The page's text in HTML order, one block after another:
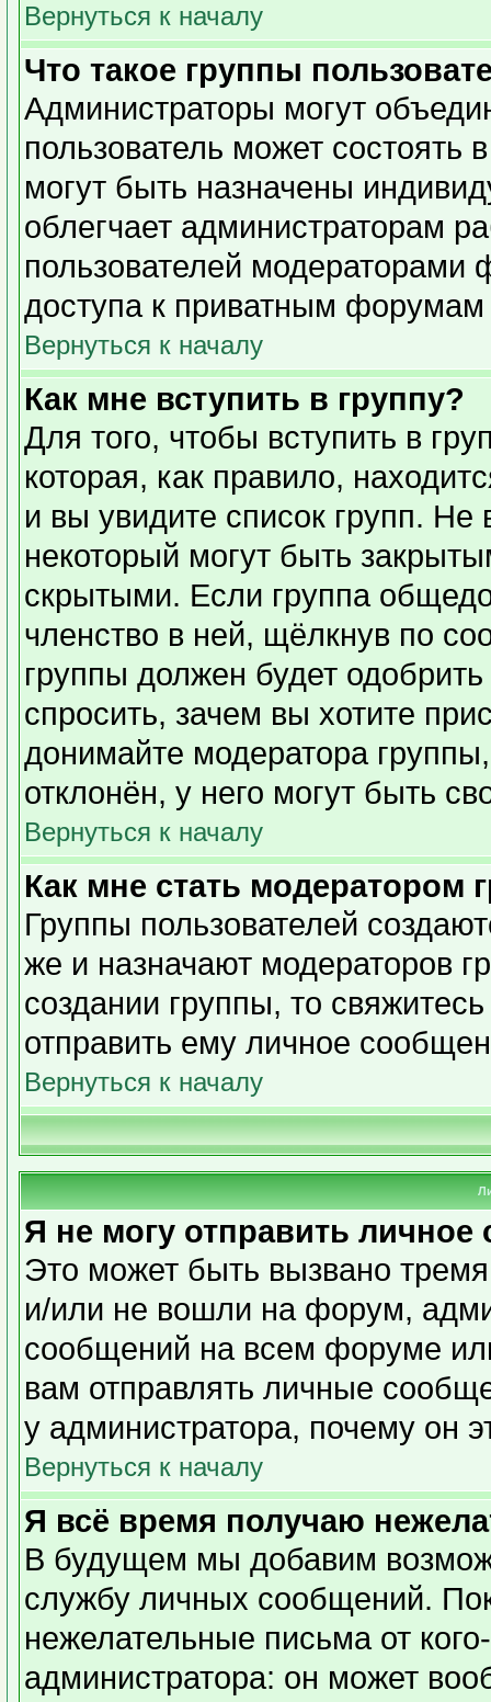
Вернуться к началу
Что такое группы
Администраторы могут
пользователь может состоять
могут быть назначены
облегчает администраторам
пользователей
доступа к приватным форумам
Вернуться к началу
Как мне вступить в группу?
Для того, чтобы вступить в
которая, как правило,
и вы увидите список групп. Не
некоторый могут быть
скрытыми. Если группа
членство в ней, щёлкнув по
группы должен будет
спросить, зачем вы хотите
донимайте модератора
отклонён, у него могут быть
Вернуться к началу
Как мне стать модератором
Группы пользователей
же и назначают модераторов
создании группы, то
отправить ему личное
Вернуться к началу
Я не могу отправить
Это может быть вызвано
и/или не вошли на форум,
сообщений на всем форуме
вам отправлять личные
у администратора, почему он
Вернуться к началу
Я всё время получаю
В будущем мы добавим
службу личных сообщений.
нежелательные письма от
администратора: он может